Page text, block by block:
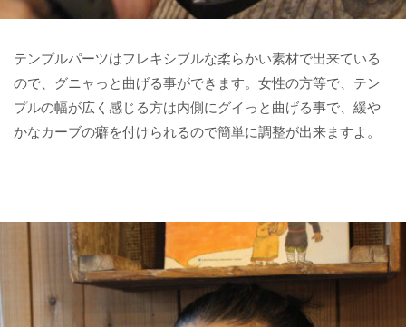
テンプルパーツはフレキシブルな柔らかい素材で出来ている
ので、グニャっと曲げる事ができます。女性の方等で、テン
プルの幅が広く感じる方は内側にグイっと曲げる事で、緩や
かなカーブの癖を付けられるので簡単に調整が出来ますよ。